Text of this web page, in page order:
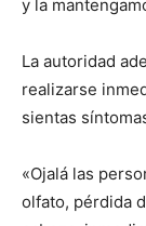
y la
La autoridad
realizarse
sientas
«Ojalá las
olfato, pérdida